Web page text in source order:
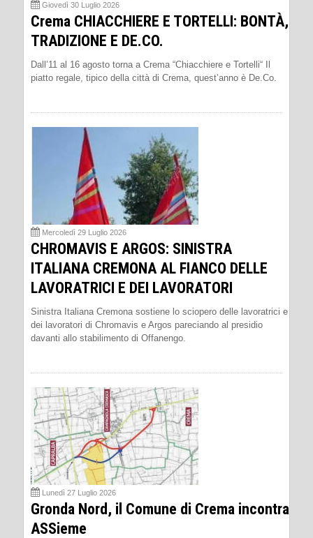
Giovedì 30 Luglio 2026
Crema CHIACCHIERE E TORTELLI: BONTÀ,
TRADIZIONE E DE.CO.
Dall’11 al 16 agosto torna a Crema “Chiacchiere e Tortelli“ Il
piatto regale, tipico della città di Crema, quest’anno è De.Co.
Mercoledì 29 Luglio 2026
CHROMAVIS E ARGOS: SINISTRA
ITALIANA CREMONA AL FIANCO DELLE
LAVORATRICI E DEI LAVORATORI
Sinistra Italiana Cremona sostiene lo sciopero delle lavoratrici e
dei lavoratori di Chromavis e Argos pareciando al presidio
davanti allo stabilimento di Offanengo.
Lunedì 27 Luglio 2026
Gronda Nord, il Comune di Crema incontra
ASSieme